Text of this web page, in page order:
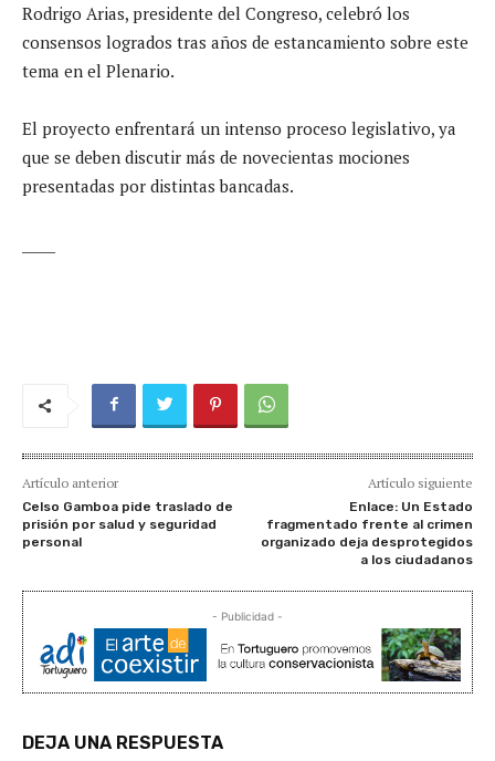
Rodrigo Arias, presidente del Congreso, celebró los
consensos logrados tras años de estancamiento sobre este
tema en el Plenario.
El proyecto enfrentará un intenso proceso legislativo, ya
que se deben discutir más de novecientas mociones
presentadas por distintas bancadas.
Artículo anterior
Celso Gamboa pide traslado de
prisión por salud y seguridad
personal
Artículo siguiente
Enlace: Un Estado
fragmentado frente al crimen
organizado deja desprotegidos
a los ciudadanos
- Publicidad -
DEJA UNA RESPUESTA